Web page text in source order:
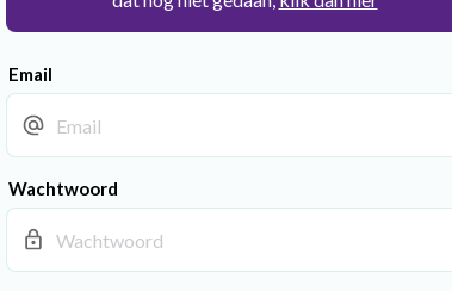
Email
Wachtwoord